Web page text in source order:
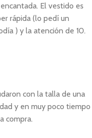
El vestido es
rápida (lo pedí un
) y la atención de 10.
con la talla de una
y en muy poco tiempo
compra.